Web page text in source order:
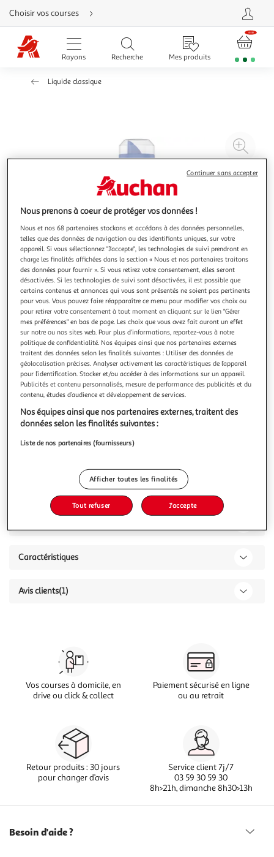
Aller
directement
au
contenu
Aller
directement
Aller
besoin
Choisir vos courses
Rayons Recherche Mes produits
Liquide classique
à
5.0 (1)
LENOR
Adoucissant liquide fresh air
Profitez d'une sensation de fraîcheur comme si vos
vêtements avaient séché à l'extérieur, même lorsqu'ils ont
séché à l'intérieur. La formule fraîche ultra concentrée de
Lenor Fresh Air est plus concentrée que les autres
adoucissants Lenor, pour vous offrir 36 lavages dans une
En savoir +
504ml 36 lavages
Vous voulez connaître le prix de ce produit ?
Caractéristiques
Avis clients(1)
Vos courses à domicile, en
drive ou click & collect
Paiement sécurisé en ligne
ou au retrait
Retour produits : 30 jours
pour changer d’avis
Service client 7j/7
03 59 30 59 30
8h>21h, dimanche 8h30>13h
Besoin d'aide ?
Nous prenons à coeur de protéger vos données !
Nous et nos 68 partenaires stockons et accédons à des données personnelles,
telles que des données de navigation ou des identifiants uniques, sur votre
appareil. Si vous sélectionnez "J'accepte", les technologies de suivi prendront en
charge les finalités affichées dans la section « Nous et nos partenaires traitons
des données pour fournir ». Si vous retirez votre consentement, elles seront
désactivées. Si les technologies de suivi sont désactivées, il est possible que
certains contenus et annonces qui vous sont présentés ne soient pas pertinents
pour vous. Vous pouvez faire réapparaître ce menu pour modifier vos choix ou
pour retirer votre consentement à tout moment en cliquant sur le lien "Gérer
mes préférences" en bas de page. Les choix que vous avez fait auront un effet
sur notre ou nos sites web. Pour plus d’informations, reportez-vous à notre
politique de confidentialité. Nos équipes ainsi que nos partenaires externes
traitent des données selon les finalités suivantes : Utiliser des données de
géolocalisation précises. Analyser activement les caractéristiques de l’appareil
pour l’identification. Stocker et/ou accéder à des informations sur un appareil.
Publicités et contenu personnalisés, mesure de performance des publicités et du
contenu, études d’audience et développement de services.
Nos équipes ainsi que nos partenaires externes, traitent des
données selon les finalités suivantes :
Liste de nos partenaires (fournisseurs)
Afficher toutes les finalités
Tout refuser J'accepte
Continuer sans accepter